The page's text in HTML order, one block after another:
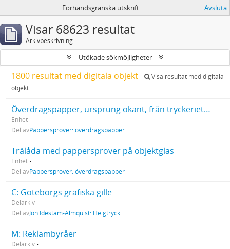
Förhandsgranska utskrift Avsluta
Visar 68623 resultat
Arkivbeskrivning
Utökade sökmöjligheter
1800 resultat med digitala objekt
Visa resultat med digitala
objekt
Överdragspapper, ursprung okänt, från tryckeriets gamla lager 2007
Enhet
Del avPappersprover: överdragspapper
Trälåda med pappersprover på objektglas
Enhet
Del avPappersprover: överdragspapper
C: Göteborgs grafiska gille
Delarkiv
Del avJon Idestam-Almquist: Helgtryck
M: Reklambyråer
Delarkiv